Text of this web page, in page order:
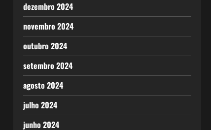
dezembro 2024
novembro 2024
outubro 2024
setembro 2024
agosto 2024
julho 2024
junho 2024